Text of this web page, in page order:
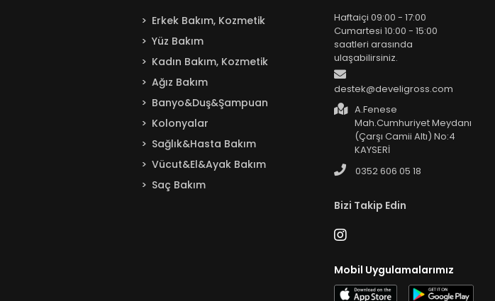
Erkek Bakım, Kozmetik
Yüz Bakım
Kadın Bakım, Kozmetik
Ağız Bakım
Banyo&Duş&Şampuan
Kolonyalar
Sağlık&Hasta Bakım
Vücut&El&Ayak Bakım
Saç Bakım
Haftaiçi 09:00 - 17:00
Cumartesi 10:00 - 15:00
saatleri arasında
ulaşabilirsiniz.
destek@develigross.com
A.Fenese
Mah.Cumhuriyet Meydanı
(Çarşı Camii Altı) No:4
KAYSERİ
0352 606 05 18
Bizi Takip Edin
Mobil Uygulamalarımız